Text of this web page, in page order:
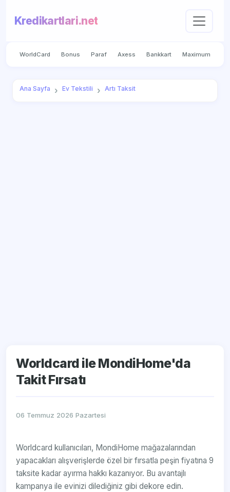
Kredikartlari.net
WorldCard Bonus Paraf Axess Bankkart Maximum
Ana Sayfa Ev Tekstili Artı Taksit
Worldcard ile MondiHome'da
Takit Fırsatı
06 Temmuz 2026 Pazartesi
Worldcard kullanıcıları, MondiHome mağazalarından
yapacakları alışverişlerde özel bir fırsatla peşin fiyatına 9
taksite kadar ayırma hakkı kazanıyor. Bu avantajlı
kampanya ile evinizi dilediğiniz gibi dekore edin.